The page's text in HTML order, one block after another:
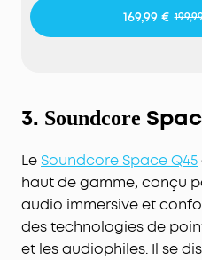
annule en temps réel
trois diaphragmes
audio parfait et d'un
sans distorsion, avec
harmonique totale.
60 heures de lecture
ultra-rapide :Profitez
avec une charge
169,99 €
3. Soundcore
Le Soundcore Space Q45
haut de gamme, conçu
audio immersive et
des technologies de
et les audiophiles. Il se